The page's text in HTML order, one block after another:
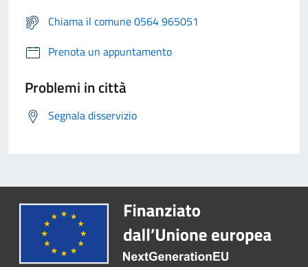
Chiama il comune 0564 965051
Prenota un appuntamento
Problemi in città
Segnala disservizio